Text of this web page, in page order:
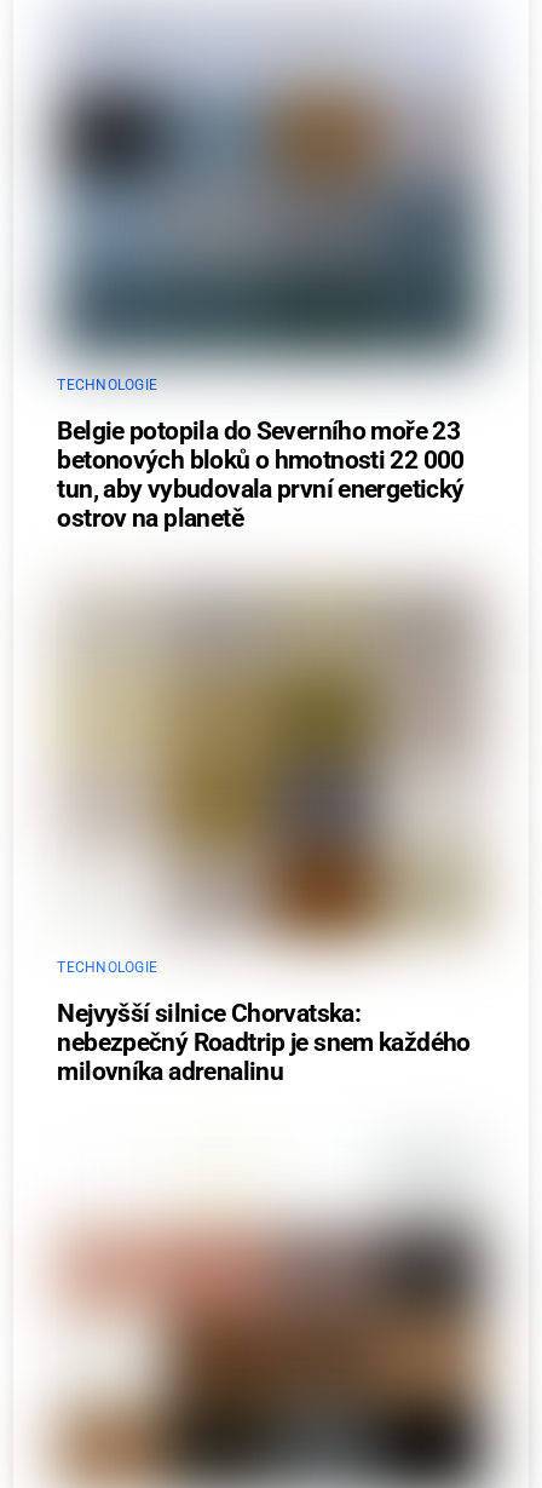
TECHNOLOGIE
Belgie potopila do Severního moře 23
betonových bloků o hmotnosti 22 000
tun, aby vybudovala první energetický
ostrov na planetě
TECHNOLOGIE
Nejvyšší silnice Chorvatska:
nebezpečný Roadtrip je snem každého
milovníka adrenalinu